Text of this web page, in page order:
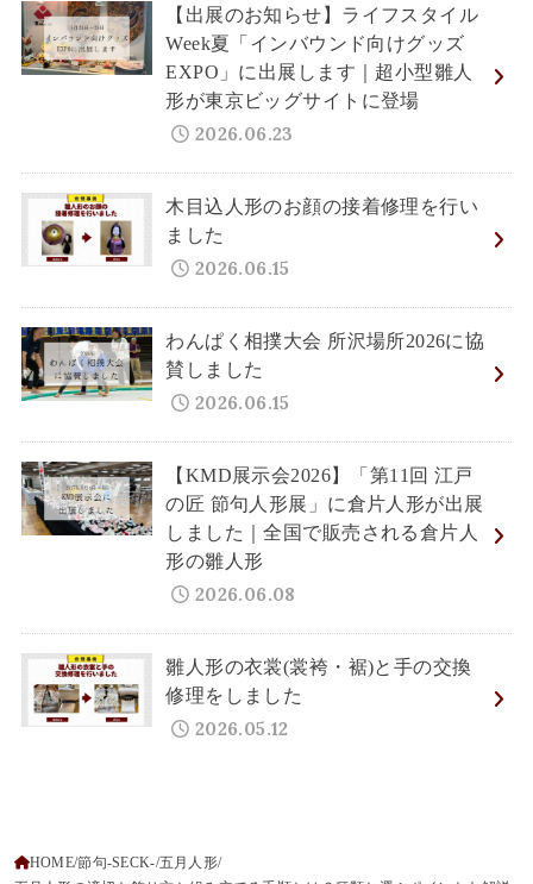
【出展のお知らせ】ライフスタイル
Week夏「インバウンド向けグッズ
EXPO」に出展します｜超小型雛人
形が東京ビッグサイトに登場
2026.06.23
木目込人形のお顔の接着修理を行い
ました
2026.06.15
わんぱく相撲大会 所沢場所2026に協
賛しました
2026.06.15
【KMD展示会2026】「第11回 江戸
の匠 節句人形展」に倉片人形が出展
しました｜全国で販売される倉片人
形の雛人形
2026.06.08
雛人形の衣裳(裳袴・裾)と手の交換
修理をしました
2026.05.12
HOME 節句-SECK- 五月人形